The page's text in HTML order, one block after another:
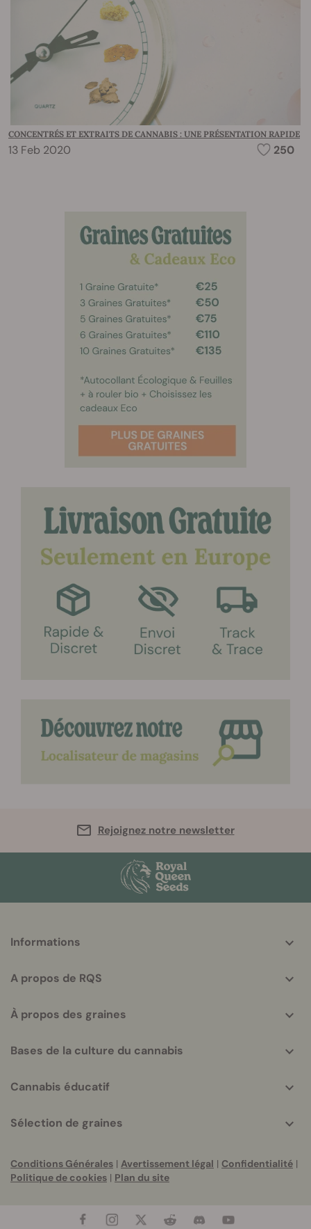
CONCENTRÉS ET EXTRAITS DE CANNABIS : UNE PRÉSENTATION RAPIDE
13 Feb 2020 250
Rejoignez notre newsletter
helpful
Informations
A propos de RQS
À propos des graines
Bases de la culture du cannabis
Cannabis éducatif
Sélection de graines
Conditions Générales | Avertissement légal | Confidentialité |
Politique de cookies | Plan du site